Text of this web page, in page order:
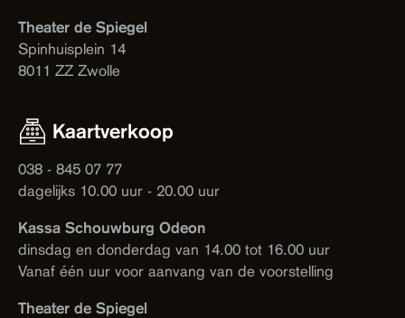
Theater de Spiegel
Spinhuisplein 14
8011 ZZ Zwolle
Kaartverkoop
038 - 845 07 77
dagelijks 10.00 uur - 20.00 uur
Kassa Schouwburg Odeon
dinsdag en donderdag van 14.00 tot 16.00 uur
Vanaf één uur voor aanvang van de voorstelling
Theater de Spiegel